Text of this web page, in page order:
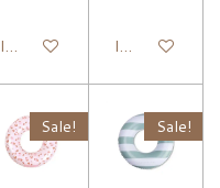
In winkelwagen In
Sale! Sale!